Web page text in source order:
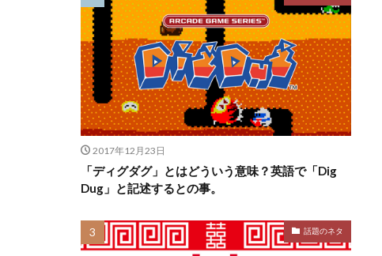
2017年12月23日
「ディグダグ」とはどういう意味？英語で「Dig
Dug」と記述するとの事。
話題のネタ